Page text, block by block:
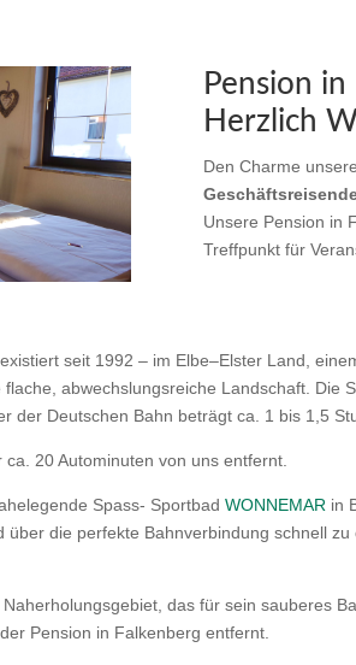
Pension
Herzlich
Den Charme
Unsere Pension in
Treffpunkt für
existiert seit 1992 – im Elbe–Elster Land,
abwechslungsreiche Landschaft.
der Deutschen Bahn beträgt ca. 1 bis 1,5
20 Autominuten von uns entfernt.
Spass- SportbadWONNEMAR in
über die perfekte Bahnverbindung schnell
Naherholungsgebiet, das für sein sauberes
Pension in Falkenberg entfernt.